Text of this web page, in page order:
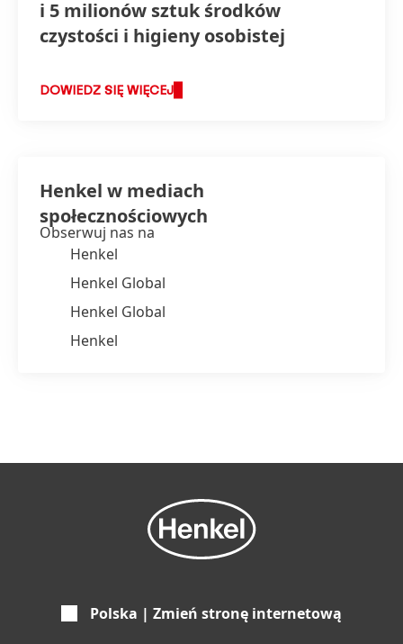
i 5 milionów sztuk środków
czystości i higieny osobistej
DOWIEDZ SIĘ WIĘCEJ
Henkel w mediach
społecznościowych
Obserwuj nas na
Henkel
Henkel Global
Henkel Global
Henkel
Polska | Zmień stronę internetową